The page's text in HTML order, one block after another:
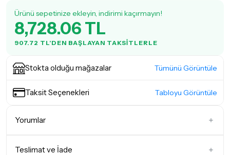
Ürünü sepetinize ekleyin, indirimi kaçırmayın!
8,728.06 TL
907.72 TL'DEN BAŞLAYAN TAKSITLERLE
Stokta olduğu mağazalar Tümünü Görüntüle
Taksit Seçenekleri Tabloyu Görüntüle
Yorumlar
Teslimat ve İade